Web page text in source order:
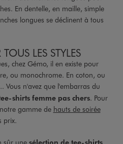
En dentelle, en maille, simple
longues se déclinent à tous
LES STYLES
chez Gémo, il en existe pour
ou monochrome. En coton, ou
Vous n'avez que l'embarras du
shirts femme pas chers. Pour
gamme de hauts de soirée
prix.
sélection de tee-shirts